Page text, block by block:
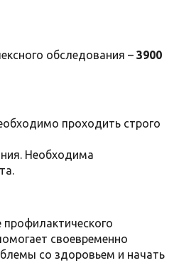
обследования – 3900
проходить строго
Необходима
своевременно
со здоровьем и начать